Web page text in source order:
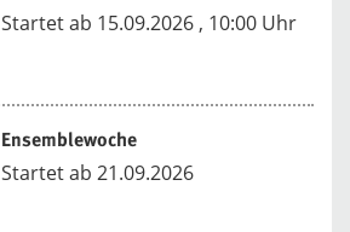
Startet ab 15.09.2026 , 10:00 Uhr
Ensemblewoche
Startet ab 21.09.2026